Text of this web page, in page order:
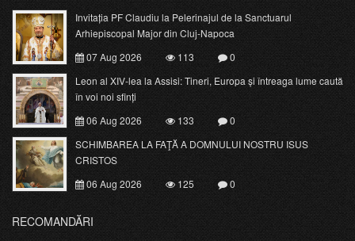
Invitația PF Claudiu la Pelerinajul de la Sanctuarul
Arhiepiscopal Major din Cluj-Napoca
07 Aug 2026
113
0
Leon al XIV-lea la Assisi: Tineri, Europa și întreaga lume caută
în voi noi sfinți
06 Aug 2026
133
0
SCHIMBAREA LA FAŢĂ A DOMNULUI NOSTRU ISUS
CRISTOS
06 Aug 2026
125 0
RECOMANDĂRI